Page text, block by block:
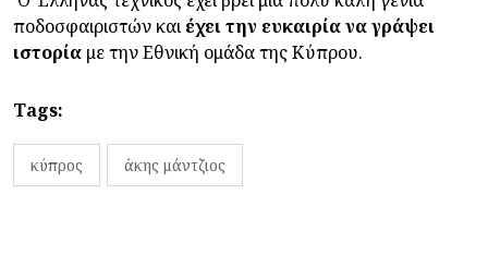
ποδοσφαιριστών καιέχει την ευκαιρία να γράψει
ιστορία με την Εθνική ομάδα της Κύπρου.
Tags:
κύπρος άκης μάντζιος